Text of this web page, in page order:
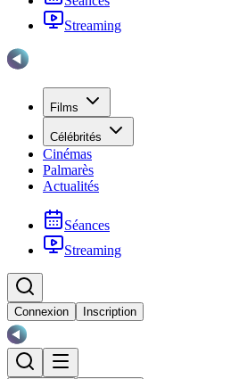
Streaming
Films
Célébrités
Cinémas
Palmarès
Actualités
Séances
Streaming
Connexion Inscription